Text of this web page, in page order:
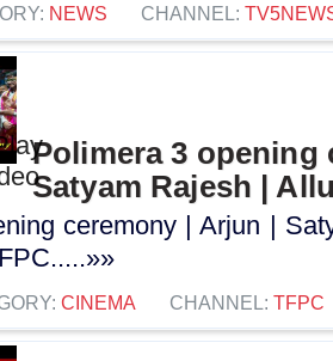
NEWS CHANNEL:
Polimera 3 opening
Satyam Rajesh |
ceremony | Arjun |
CINEMA CHANNEL: TFPC